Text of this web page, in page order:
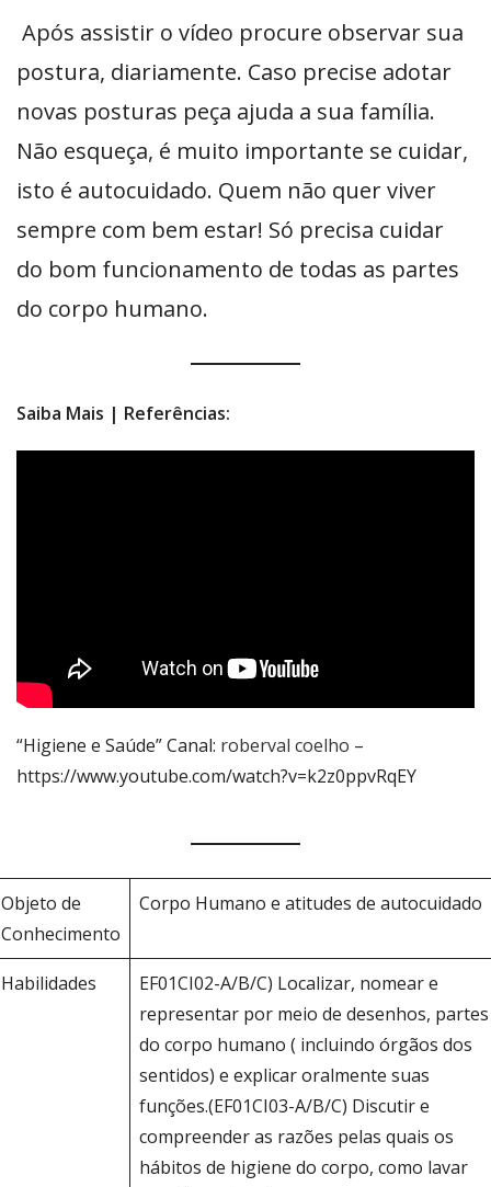
Após assistir o vídeo procure observar sua
postura, diariamente. Caso precise adotar
novas posturas peça ajuda a sua família.
Não esqueça, é muito importante se cuidar,
isto é autocuidado. Quem não quer viver
sempre com bem estar! Só precisa cuidar
do bom funcionamento de todas as partes
do corpo humano.
Saiba Mais | Referências:
“Higiene e Saúde” Canal: roberval coelho –
https://www.youtube.com/watch?v=k2z0ppvRqEY
Objeto de
Conhecimento
Corpo Humano e atitudes de autocuidado
Habilidades
EF01CI02-A/B/C) Localizar, nomear e
representar por meio de desenhos, partes
do corpo humano ( incluindo órgãos dos
sentidos) e explicar oralmente suas
funções.(EF01CI03-A/B/C) Discutir e
compreender as razões pelas quais os
hábitos de higiene do corpo, como lavar